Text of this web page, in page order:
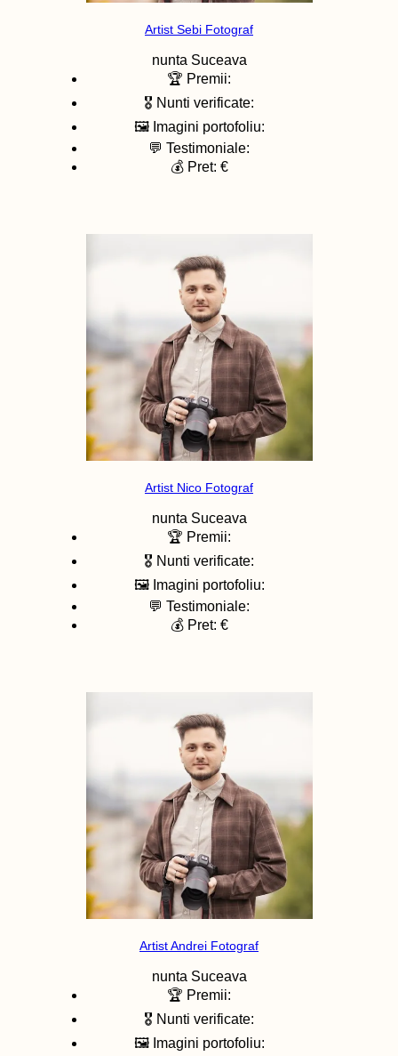
Artist Sebi Fotograf
nunta Suceava
🏆 Premii:
🎖️ Nunti verificate:
🖼️ Imagini portofoliu:
💬 Testimoniale:
💰 Pret: €
Artist Nico Fotograf
nunta Suceava
🏆 Premii:
🎖️ Nunti verificate:
🖼️ Imagini portofoliu:
💬 Testimoniale:
💰 Pret: €
Artist Andrei Fotograf
nunta Suceava
🏆 Premii:
🎖️ Nunti verificate:
🖼️ Imagini portofoliu: